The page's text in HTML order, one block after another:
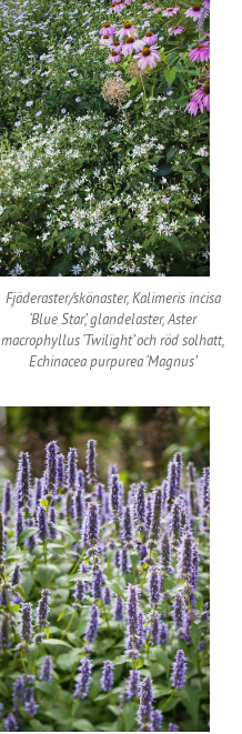
Fjäderaster/skönaster, Kalimeris incisa
‘Blue Star’, glandelaster, Aster
macrophyllus ‘Twilight’ och röd solhatt,
Echinacea purpurea ‘Magnus’